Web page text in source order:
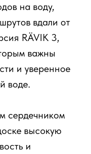
на воду,
вдали от
RÄVIK 3,
важны
и уверенное
воде.
сердечником
высокую
и